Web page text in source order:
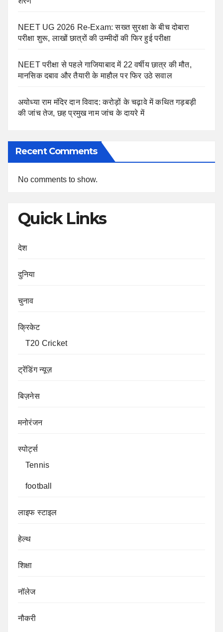
NEET UG 2026 Re-Exam: सख्त सुरक्षा के बीच दोबारा
परीक्षा शुरू, लाखों छात्रों की उम्मीदों की फिर हुई परीक्षा
NEET परीक्षा से पहले गाजियाबाद में 22 वर्षीय छात्र की मौत,
मानसिक दबाव और तैयारी के माहौल पर फिर उठे सवाल
अयोध्या राम मंदिर दान विवाद: करोड़ों के चढ़ावे में कथित गड़बड़ी
की जांच तेज, छह प्रमुख नाम जांच के दायरे में
Recent Comments
No comments to show.
Quick Links
देश
दुनिया
चुनाव
क्रिकेट
T20 Cricket
ट्रेंडिंग न्यूज़
बिज़नेस
मनोरंजन
स्पोर्ट्स
Tennis
football
लाइफ स्टाइल
हेल्थ
शिक्षा
नॉलेज
नौकरी